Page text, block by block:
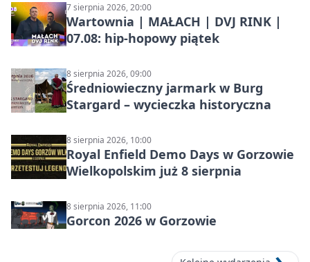
7 sierpnia 2026, 20:00
Wartownia | MAŁACH | DVJ RINK |
07.08: hip-hopowy piątek
8 sierpnia 2026, 09:00
Średniowieczny jarmark w Burg
Stargard – wycieczka historyczna
8 sierpnia 2026, 10:00
Royal Enfield Demo Days w Gorzowie
Wielkopolskim już 8 sierpnia
8 sierpnia 2026, 11:00
Gorcon 2026 w Gorzowie